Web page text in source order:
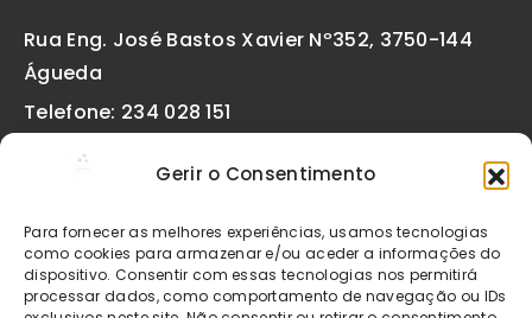
Gerir o Consentimento
Para fornecer as melhores experiências, usamos tecnologias
como cookies para armazenar e/ou aceder a informações do
dispositivo. Consentir com essas tecnologias nos permitirá
processar dados, como comportamento de navegação ou IDs
Rua Eng. José Bastos Xavier Nº352, 3750-144
Águeda
Telefone: 234 028 151
geral@etiquetas-online.pt
Os preços indicados incluem IVA à taxa legal em vigor. Todos